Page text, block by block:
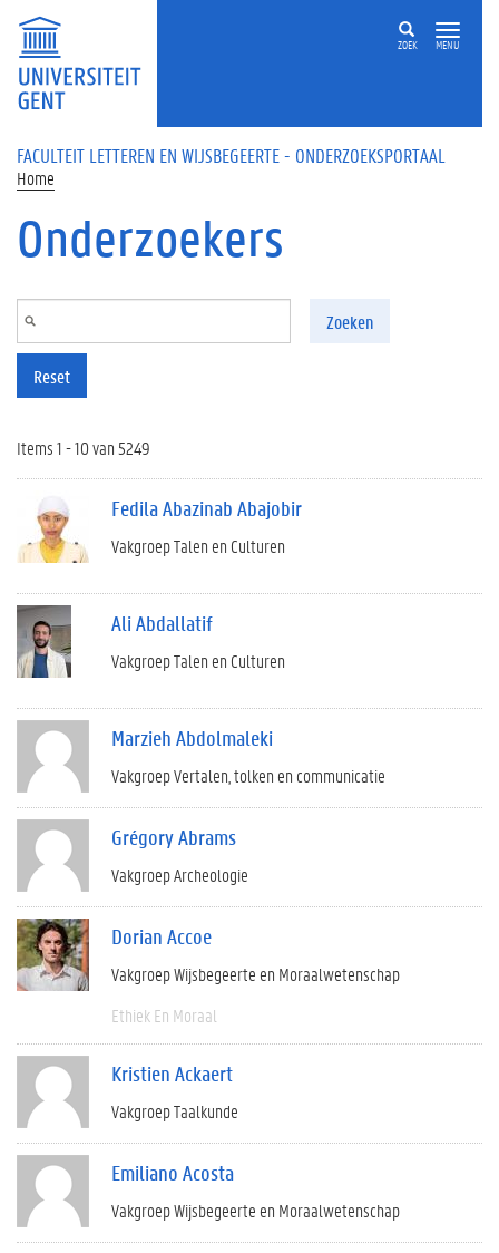
Overslaan en naar de inhoud gaan
ZOEK MENU
FACULTEIT LETTEREN EN WIJSBEGEERTE - ONDERZOEKSPORTAAL
Home
Onderzoekers
Zoeken
Reset
Items 1 - 10 van 5249
Fedila Abazinab Abajobir
Vakgroep Talen en Culturen
Ali Abdallatif
Vakgroep Talen en Culturen
Marzieh Abdolmaleki
Vakgroep Vertalen, tolken en communicatie
Grégory Abrams
Vakgroep Archeologie
Dorian Accoe
Vakgroep Wijsbegeerte en Moraalwetenschap
Ethiek En Moraal
Kristien Ackaert
Vakgroep Taalkunde
Emiliano Acosta
Vakgroep Wijsbegeerte en Moraalwetenschap